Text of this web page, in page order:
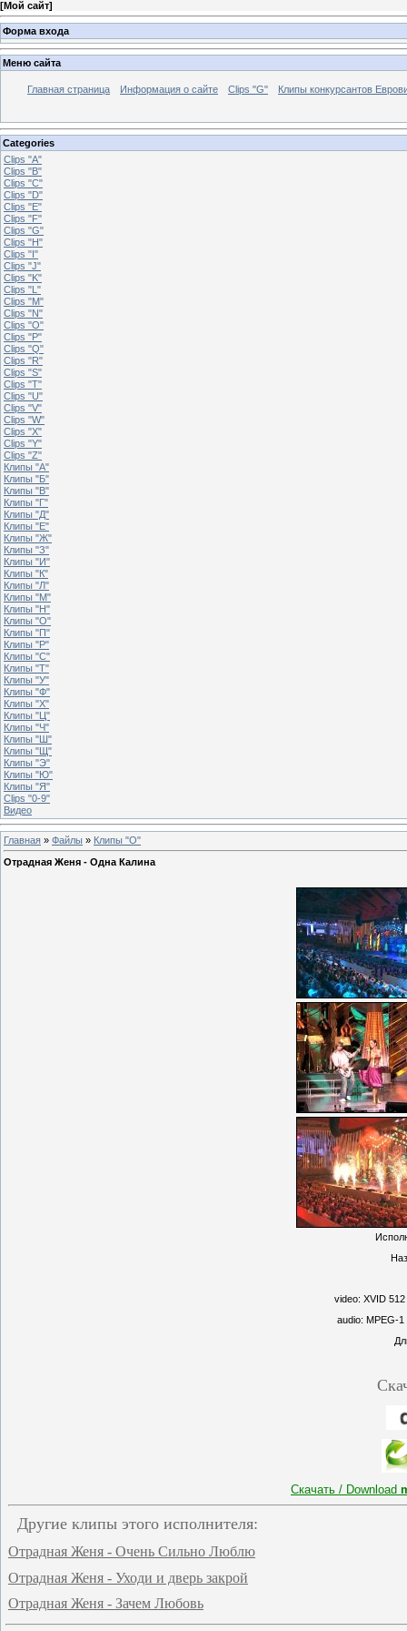
[Мой сайт]
Форма входа
Меню сайта
Главная страница Информация о сайте Clips "G" Клипы конкурсантов
Categories
Clips "A"
Clips "B"
Clips "C"
Clips "D"
Clips "E"
Clips "F"
Clips "G"
Clips "H"
Clips "I"
Clips "J"
Clips "K"
Clips "L"
Clips "M"
Clips "N"
Clips "O"
Clips "P"
Clips "Q"
Clips "R"
Clips "S"
Clips "T"
Clips "U"
Clips "V"
Clips "W"
Clips "X"
Clips "Y"
Clips "Z"
Клипы "А"
Клипы "Б"
Клипы "В"
Клипы "Г"
Клипы "Д"
Клипы "Е"
Клипы "Ж"
Клипы "З"
Клипы "И"
Клипы "К"
Клипы "Л"
Клипы "М"
Клипы "Н"
Клипы "О"
Клипы "П"
Клипы "Р"
Клипы "С"
Клипы "Т"
Клипы "У"
Клипы "Ф"
Клипы "Х"
Клипы "Ц"
Клипы "Ч"
Клипы "Ш"
Клипы "Щ"
Клипы "Э"
Клипы "Ю"
Клипы "Я"
Clips "0-9"
Видео
Главная » Файлы » Клипы "О"
Отрадная Женя - Одна Калина
video: XVID
audio: MPEG-
Скачать / Download
Другие клипы этого исполнителя:
Отрадная Женя - Очень Сильно Люблю
Отрадная Женя - Уходи и дверь закрой
Отрадная Женя - Зачем Любовь